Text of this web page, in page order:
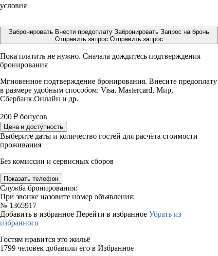
условия
Забронировать Внести предоплату Забронировать Запрос на бронь
Отправить запрос Отправить запрос
Пока платить не нужно. Сначала дождитесь подтверждения
бронирования
Мгновенное подтверждение бронирования. Внесите предоплату
в размере удобным способом: Visa, Mastercard, Мир,
Сбербанк.Онлайн и др.
200 ₽ бонусов
Цена и доступность
Выберите даты и количество гостей для расчёта стоимости
проживания
Без комиссии и сервисных сборов
Показать телефон
Служба бронирования:
При звонке назовите номер объявления:
№ 1365917
Добавить в избранное Перейти в избранное Убрать из
избранного
Гостям нравится это жильё
1799 человек добавили его в Избранное